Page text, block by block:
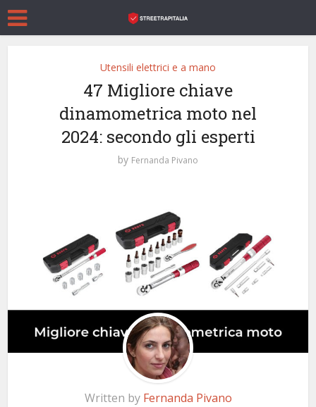
Utensili elettrici e a mano
47 Migliore chiave
dinamometrica moto nel
2024: secondo gli esperti
by Fernanda Pivano
Written by Fernanda Pivano